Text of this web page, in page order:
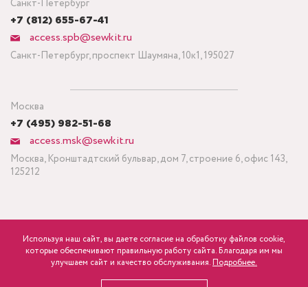
розница Минимальный заказ ткани от 3 метров
Санкт-Петербург
+7 (812) 655-67-41
access.spb@sewkit.ru
Санкт-Петербург, проспект Шаумяна, 10к1, 195027
Москва
+7 (495) 982-51-68
access.msk@sewkit.ru
Москва, Кронштадтский бульвар, дом 7, строение 6, офис 143,
125212
Политика конфиденциальности
ПОДПИСАТЬСЯ НА НОВОСТИ
Используя наш сайт, вы даете согласие на обработку файлов cookie,
которые обеспечивают правильную работу сайта. Благодаря им мы
улучшаем сайт и качество обслуживания. Подробнее.